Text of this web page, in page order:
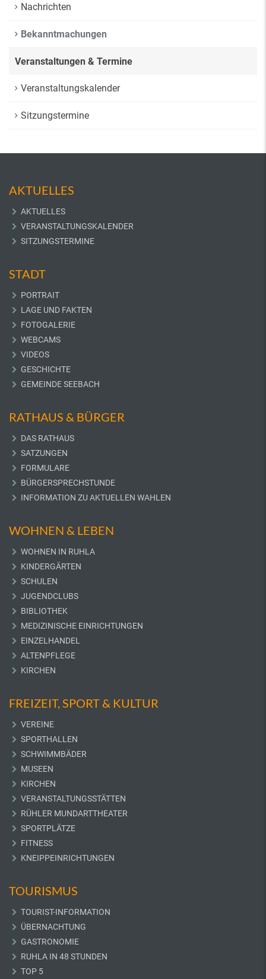
Nachrichten
Bekanntmachungen
Veranstaltungen & Termine
Veranstaltungskalender
Sitzungstermine
AKTUELLES
AKTUELLES
VERANSTALTUNGSKALENDER
SITZUNGSTERMINE
STADT
PORTRAIT
LAGE UND FAKTEN
FOTOGALERIE
WEBCAMS
VIDEOS
GESCHICHTE
GEMEINDE SEEBACH
RATHAUS & BÜRGER
DAS RATHAUS
SATZUNGEN
FORMULARE
BÜRGERSPRECHSTUNDE
INFORMATION ZU AKTUELLEN WAHLEN
WOHNEN & LEBEN
WOHNEN IN RUHLA
KINDERGÄRTEN
SCHULEN
JUGENDCLUBS
BIBLIOTHEK
MEDIZINISCHE EINRICHTUNGEN
EINZELHANDEL
ALTENPFLEGE
KIRCHEN
FREIZEIT, SPORT & KULTUR
VEREINE
SPORTHALLEN
SCHWIMMBÄDER
MUSEEN
KIRCHEN
VERANSTALTUNGSSTÄTTEN
RÜHLER MUNDARTTHEATER
SPORTPLÄTZE
FITNESS
KNEIPPEINRICHTUNGEN
TOURISMUS
TOURIST-INFORMATION
ÜBERNACHTUNG
GASTRONOMIE
RUHLA IN 48 STUNDEN
TOP 5